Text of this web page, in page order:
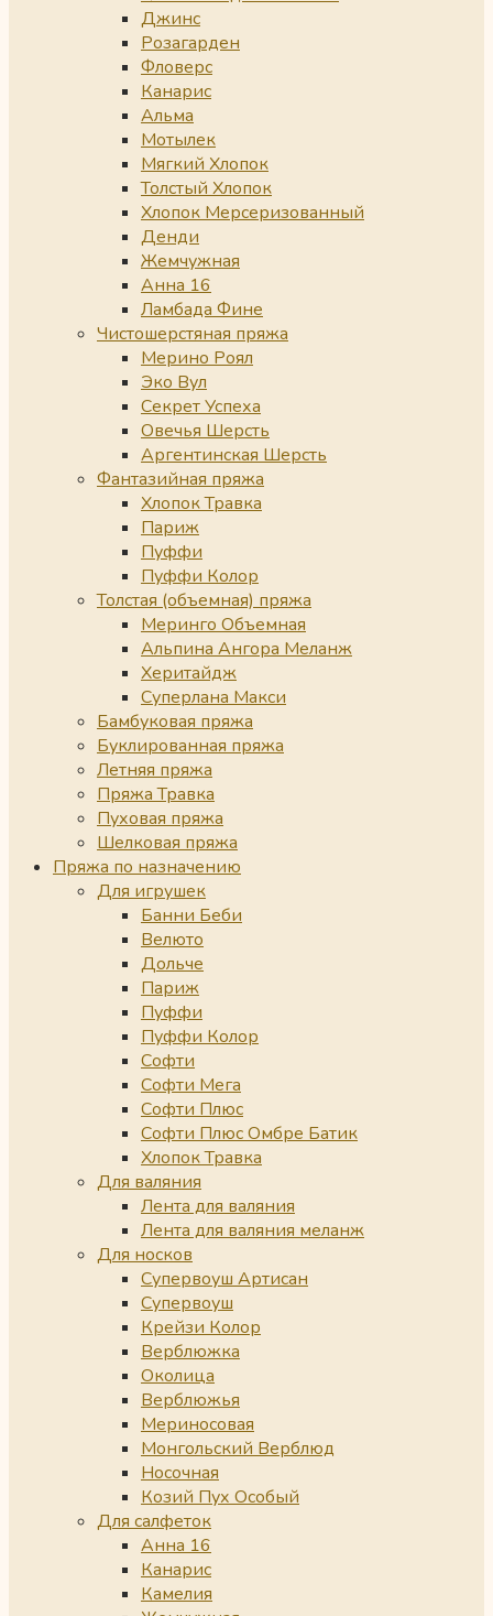
Джинс
Розагарден
Фловерс
Канарис
Альма
Мотылек
Мягкий Хлопок
Толстый Хлопок
Хлопок Мерсеризованный
Денди
Жемчужная
Анна 16
Ламбада Фине
Чистошерстяная пряжа
Мерино Роял
Эко Вул
Секрет Успеха
Овечья Шерсть
Аргентинская Шерсть
Фантазийная пряжа
Хлопок Травка
Париж
Пуффи
Пуффи Колор
Толстая (объемная) пряжа
Меринго Объемная
Альпина Ангора Меланж
Херитайдж
Суперлана Макси
Бамбуковая пряжа
Буклированная пряжа
Летняя пряжа
Пряжа Травка
Пуховая пряжа
Шелковая пряжа
Пряжа по назначению
Для игрушек
Банни Беби
Велюто
Дольче
Париж
Пуффи
Пуффи Колор
Софти
Софти Мега
Софти Плюс
Софти Плюс Омбре Батик
Хлопок Травка
Для валяния
Лента для валяния
Лента для валяния меланж
Для носков
Супервоуш Артисан
Супервоуш
Крейзи Колор
Верблюжка
Околица
Верблюжья
Мериносовая
Монгольский Верблюд
Носочная
Козий Пух Особый
Для салфеток
Анна 16
Канарис
Камелия